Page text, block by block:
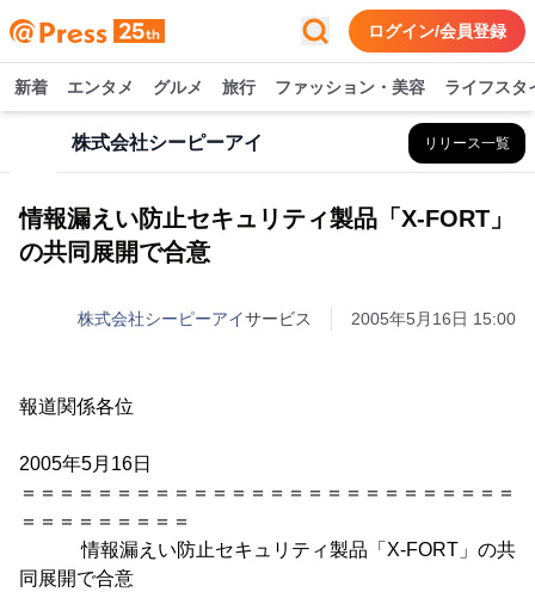
ログイン/会員登録
新着 エンタメ グルメ 旅行 ファッション・美容 ライフスタ
株式会社シーピーアイ リリース一覧
情報漏えい防止セキュリティ製品「X-FORT」
の共同展開で合意
株式会社シーピーアイサービス 2005年5月16日 15:00
報道関係各位
2005年5月16日
＝＝＝＝＝＝＝＝＝＝＝＝＝＝＝＝＝＝＝＝＝＝＝＝＝＝
＝＝＝＝＝＝＝＝＝
情報漏えい防止セキュリティ製品「X-FORT」の共
同展開で合意